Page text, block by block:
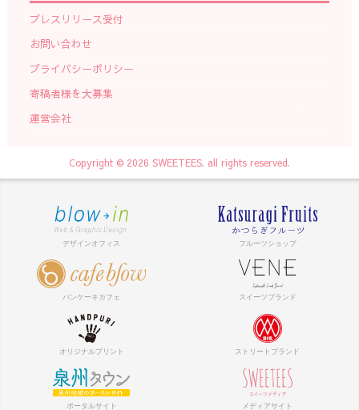
プレスリリース受付
お問い合わせ
プライバシーポリシー
寄稿者様を大募集
運営会社
Copyright © 2026 SWEETEES. all rights reserved.